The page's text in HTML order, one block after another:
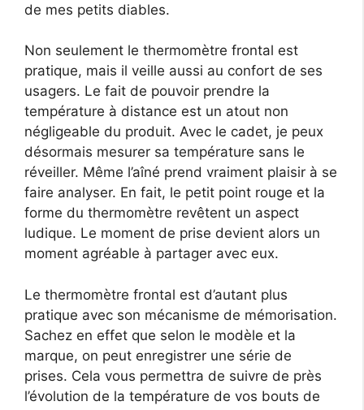
de mes petits diables.
Non seulement le thermomètre frontal est
pratique, mais il veille aussi au confort de ses
usagers. Le fait de pouvoir prendre la
température à distance est un atout non
négligeable du produit. Avec le cadet, je peux
désormais mesurer sa température sans le
réveiller. Même l’aîné prend vraiment plaisir à se
faire analyser. En fait, le petit point rouge et la
forme du thermomètre revêtent un aspect
ludique. Le moment de prise devient alors un
moment agréable à partager avec eux.
Le thermomètre frontal est d’autant plus
pratique avec son mécanisme de mémorisation.
Sachez en effet que selon le modèle et la
marque, on peut enregistrer une série de
prises. Cela vous permettra de suivre de près
l’évolution de la température de vos bouts de